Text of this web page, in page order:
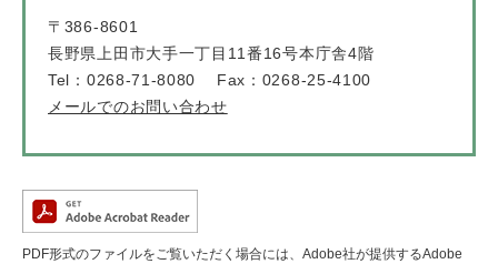
〒386-8601
長野県上田市大手一丁目11番16号本庁舎4階
Tel：0268-71-8080
Fax：0268-25-4100
メールでのお問い合わせ
PDF形式のファイルをご覧いただく場合には、Adobe社が提供するAdobe